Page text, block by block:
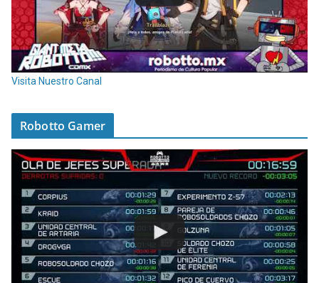
Visita Nuestro Canal
Robotto Gamer